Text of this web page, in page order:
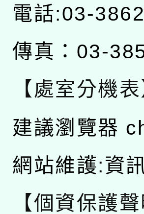
電話:03-
傳真：03-
【處室分機表
建議瀏覽器
網站維護:資
【個資保護聲